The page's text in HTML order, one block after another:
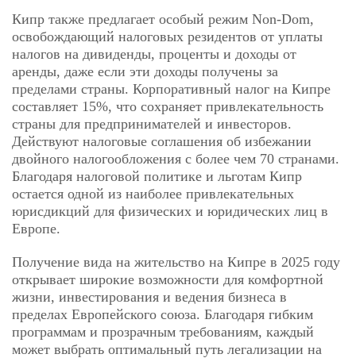
Кипр также предлагает особый режим Non-Dom,
освобождающий налоговых резидентов от уплаты
налогов на дивиденды, проценты и доходы от
аренды, даже если эти доходы получены за
пределами страны. Корпоративный налог на Кипре
составляет 15%, что сохраняет привлекательность
страны для предпринимателей и инвесторов.
Действуют налоговые соглашения об избежании
двойного налогообложения с более чем 70 странами.
Благодаря налоговой политике и льготам Кипр
остается одной из наиболее привлекательных
юрисдикций для физических и юридических лиц в
Европе.
Получение вида на жительство на Кипре в 2025 году
открывает широкие возможности для комфортной
жизни, инвестирования и ведения бизнеса в
пределах Европейского союза. Благодаря гибким
программам и прозрачным требованиям, каждый
может выбрать оптимальный путь легализации на